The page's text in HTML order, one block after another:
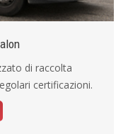
di raccolta
certificazioni.